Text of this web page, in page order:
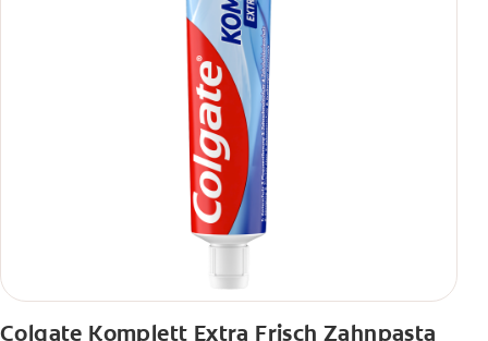
Colgate Komplett Extra Frisch Zahnpasta